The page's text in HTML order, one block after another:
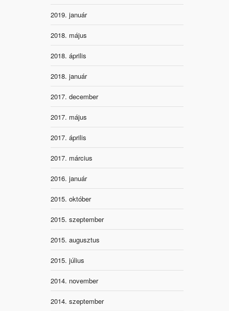
2019. január
2018. május
2018. április
2018. január
2017. december
2017. május
2017. április
2017. március
2016. január
2015. október
2015. szeptember
2015. augusztus
2015. július
2014. november
2014. szeptember